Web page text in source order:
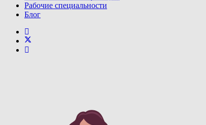
Рабочие специальности
Блог